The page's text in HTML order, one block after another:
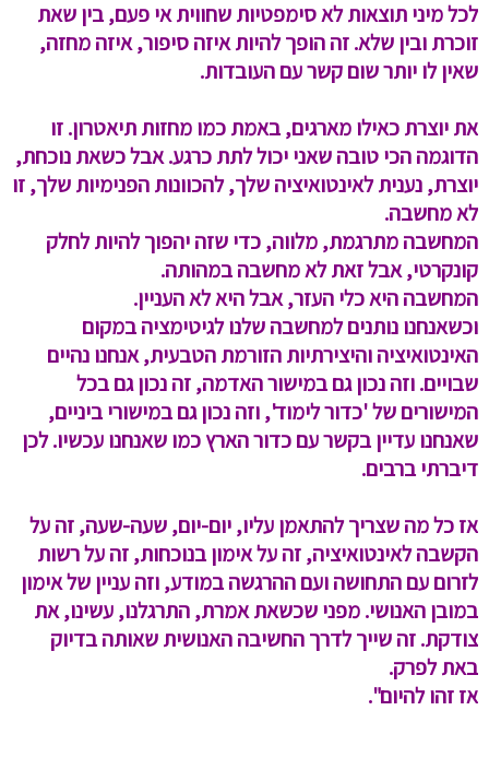
לכל מיני תוצאות לא סימפטיות שחווית אי פעם, בין שאת
זוכרת ובין שלא. זה הופך להיות איזה סיפור, איזה מחזה,
שאין לו יותר שום קשר עם העובדות.
את יוצרת כאילו מארגים, באמת כמו מחזות תיאטרון. זו
הדוגמה הכי טובה שאני יכול לתת כרגע. אבל כשאת נוכחת,
יוצרת, נענית לאינטואיציה שלך, להכוונות הפנימיות שלך, זו
לא מחשבה.
המחשבה מתרגמת, מלווה, כדי שזה יהפוך להיות לחלק
קונקרטי, אבל זאת לא מחשבה במהותה.
המחשבה היא כלי העזר, אבל היא לא העניין.
וכשאנחנו נותנים למחשבה שלנו לגיטימציה במקום
האינטואיציה והיצירתיות הזורמת הטבעית, אנחנו נהיים
שבויים. וזה נכון גם במישור האדמה, זה נכון גם בכל
המישורים של 'כדור לימוד', וזה נכון גם במישורי ביניים,
שאנחנו עדיין בקשר עם כדור הארץ כמו שאנחנו עכשיו. לכן
דיברתי ברבים.
אז כל מה שצריך להתאמן עליו, יום-יום, שעה-שעה, זה על
הקשבה לאינטואיציה, זה על אימון בנוכחות, זה על רשות
לזרום עם התחושה ועם ההרגשה במודע, וזה עניין של אימון
במובן האנושי. מפני שכשאת אמרת, התרגלנו, עשינו, את
צודקת. זה שייך לדרך החשיבה האנושית שאותה בדיוק
באת לפרק.
אז זהו להיום".